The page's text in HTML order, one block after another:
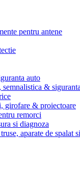
pentru antene
auto
semnalistica & siguranta
girofare & proiectoare
remorci
si diagnoza
aparate de spalat